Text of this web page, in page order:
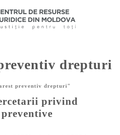
drepturi
preventiv drepturi"
privind